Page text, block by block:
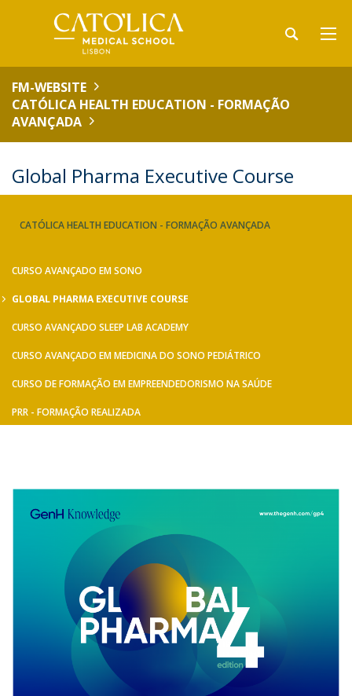
FM-WEBSITE
CATÓLICA HEALTH EDUCATION - FORMAÇÃO
AVANÇADA
Global Pharma Executive Course
CATÓLICA HEALTH EDUCATION - FORMAÇÃO AVANÇADA
CURSO AVANÇADO EM SONO
GLOBAL PHARMA EXECUTIVE COURSE
CURSO AVANÇADO SLEEP LAB ACADEMY
CURSO AVANÇADO EM MEDICINA DO SONO PEDIÁTRICO
CURSO DE FORMAÇÃO EM EMPREENDEDORISMO NA SAÚDE
PRR - FORMAÇÃO REALIZADA